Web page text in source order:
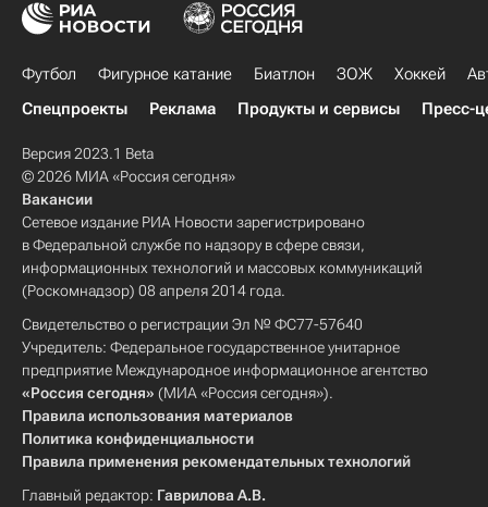
Футбол Фигурное катание Биатлон ЗОЖ Хоккей
Спецпроекты
Реклама Продукты и сервисы Пресс-
Версия 2023.1 Beta
© 2026 МИА «Россия сегодня»
Вакансии
Сетевое издание РИА Новости зарегистрировано
в Федеральной службе по надзору в сфере связи,
информационных технологий и массовых коммуникаций
(Роскомнадзор) 08 апреля 2014 года.
Свидетельство о регистрации Эл № ФС77-57640
Учредитель: Федеральное государственное унитарное
предприятие Международное информационное агентство
«Россия сегодня» (МИА «Россия сегодня»).
Правила использования материалов
Политика конфиденциальности
Правила применения рекомендательных технологий
Главный редактор: Гаврилова А.В.